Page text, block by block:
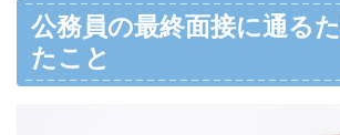
公務員の最終面接に通る
たこと